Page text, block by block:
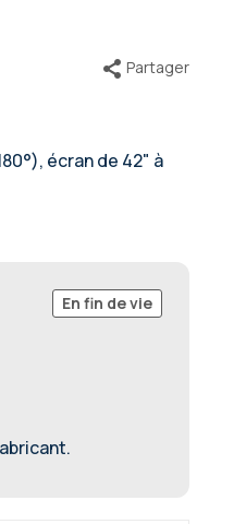
écran de 42" à
Partager
En fin de vie